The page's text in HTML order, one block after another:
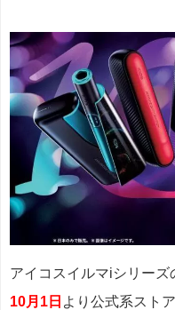
アイコスイルマiシリー
10月1日 より公式系スト